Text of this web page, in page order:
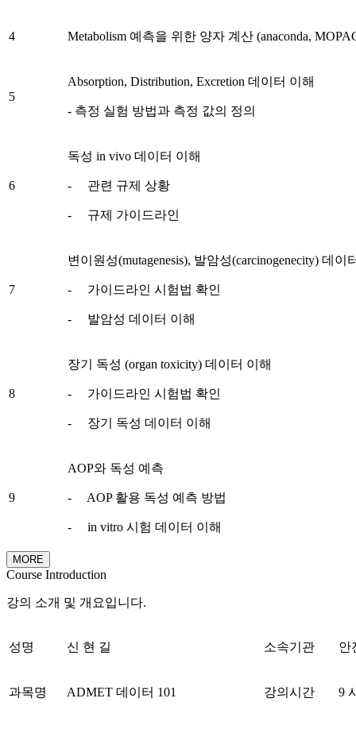
4 Metabolism 예측을 위한 양자 계산 (anaconda,
5
Absorption, Distribution, Excretion 데이터 이해
- 측정 실험 방법과 측정 값의 정의
6
독성 in vivo 데이터 이해
- 관련 규제 상황
- 규제 가이드라인
7
변이원성(mutagenesis), 발암성(carcinogenecity) 데이
- 가이드라인 시험법 확인
- 발암성 데이터 이해
8
장기 독성 (organ toxicity) 데이터 이해
- 가이드라인 시험법 확인
- 장기 독성 데이터 이해
9
AOP와 독성 예측
- AOP 활용 독성 예측 방법
- in vitro 시험 데이터 이해
MORE
Course Introduction
강의 소개 및 개요입니다.
성명 신 현 길 소속기관 안
과목명 ADMET 데이터 101 강의시간 9